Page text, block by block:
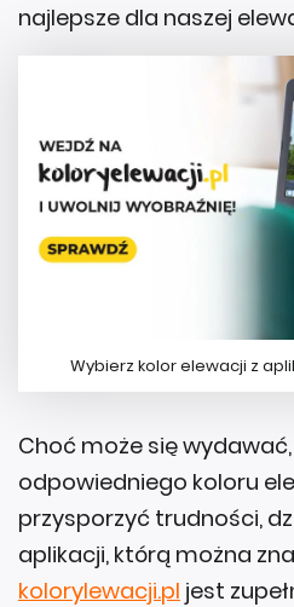
najlepsze dla naszej
Wybierz kolor elewacji z
Choć może się
odpowiedniego koloru
przysporzyć trudności,
aplikacji, którą można
kolorylewacji.pl jest